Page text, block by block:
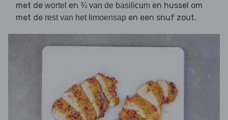
met de wortel en ¾ van de basilicum en hussel om
met de rest van het limoensap en een snuf zout.